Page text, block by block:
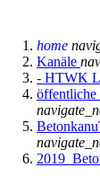
home
Kanäle
- HTWK
öffentliche